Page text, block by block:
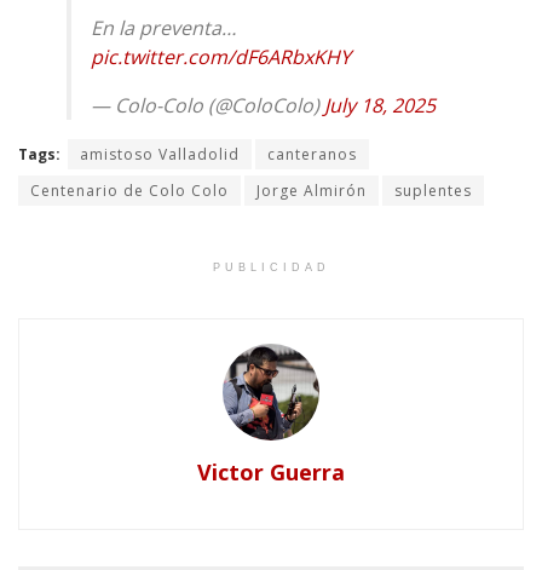
En la preventa…
pic.twitter.com/dF6ARbxKHY
— Colo-Colo (@ColoColo)July 18, 2025
Tags: amistoso Valladolid
canteranos
Centenario de Colo Colo
Jorge Almirón suplentes
PUBLICIDAD
Victor Guerra